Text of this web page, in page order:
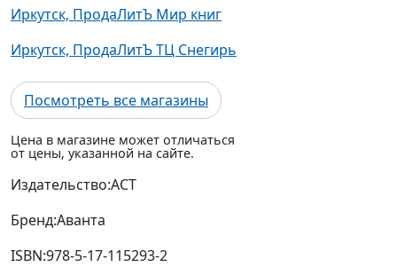
Иркутск, ПродаЛитЪ Мир книг
Иркутск, ПродаЛитЪ ТЦ Снегирь
Посмотреть все магазины
Цена в магазине может отличаться
от цены, указанной на сайте.
Издательство:АСТ
Бренд:Аванта
ISBN:978-5-17-115293-2